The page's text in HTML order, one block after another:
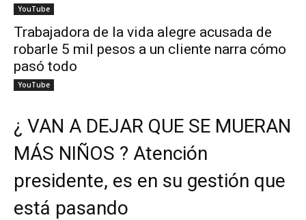
YouTube
Trabajadora de la vida alegre acusada de
robarle 5 mil pesos a un cliente narra cómo
pasó todo
YouTube
¿ VAN A DEJAR QUE SE MUERAN
MÁS NIÑOS ? Atención
presidente, es en su gestión que
está pasando